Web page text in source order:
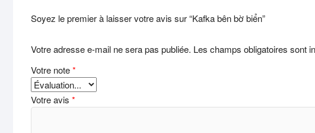
Soyez le premier à laisser votre avis sur “Kafka bên bờ biển”
Votre adresse e-mail ne sera pas publiée. Les champs obligatoires sont
Votre note*
Votre avis *